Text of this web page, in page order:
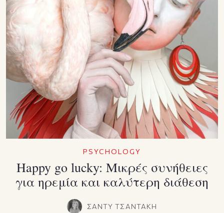
PSYCHOLOGY
Happy go lucky: Μικρές συνήθειες
για ηρεμία και καλύτερη διάθεση
ΣΑΝΤΥ ΤΣΑΝΤΑΚΗ